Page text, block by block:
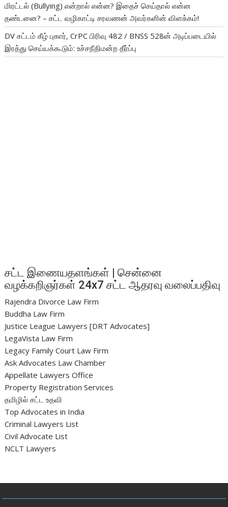
மிரட்டல் (Bullying) என்றால் என்ன? இதைச் செய்தால் என்ன
தண்டனை? – சட்ட வழிகாட்டி சரவணன் அவர்களின் விளக்கம்!
DV சட்டம் கீழ் புகார், CrPC பிரிவு 482 / BNSS 528ன் அடிப்படையில்
இரத்து செய்யக்கூடும்: உச்சநீதிமன்ற தீர்ப்பு
சட்ட இணையதளங்கள் | சென்னை
வழக்கறிஞர்கள் 24x7 சட்ட ஆதரவு வலைப்பதிவு
Rajendra Divorce Law Firm
Buddha Law Firm
Justice League Lawyers [DRT Advocates]
LegaVista Law Firm
Legacy Family Court Law Firm
Ask Advocates Law Chamber
Appellate Lawyers Office
Property Registration Services
தமிழில் சட்ட உதவி
Top Advocates in India
Criminal Lawyers List
Civil Advocate List
NCLT Lawyers